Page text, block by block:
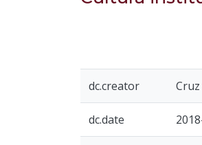
dc.creator Cruz
dc.date